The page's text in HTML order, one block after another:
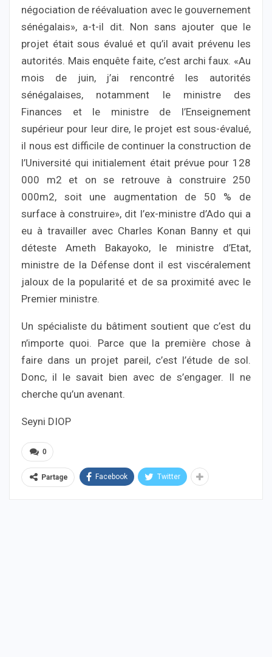
négociation de réévaluation avec le gouvernement
sénégalais», a-t-il dit. Non sans ajouter que le
projet était sous évalué et qu’il avait prévenu les
autorités. Mais enquête faite, c’est archi faux. «Au
mois de juin, j’ai rencontré les autorités
sénégalaises, notamment le ministre des
Finances et le ministre de l’Enseignement
supérieur pour leur dire, le projet est sous-évalué,
il nous est difficile de continuer la construction de
l’Université qui initialement était prévue pour 128
000 m2 et on se retrouve à construire 250
000m2, soit une augmentation de 50 % de
surface à construire», dit l’ex-ministre d’Ado qui a
eu à travailler avec Charles Konan Banny et qui
déteste Ameth Bakayoko, le ministre d’Etat,
ministre de la Défense dont il est viscéralement
jaloux de la popularité et de sa proximité avec le
Premier ministre.
Un spécialiste du bâtiment soutient que c’est du
n’importe quoi. Parce que la première chose à
faire dans un projet pareil, c’est l’étude de sol.
Donc, il le savait bien avec de s’engager. Il ne
cherche qu’un avenant.
Seyni DIOP
0
Partage Facebook Twitter